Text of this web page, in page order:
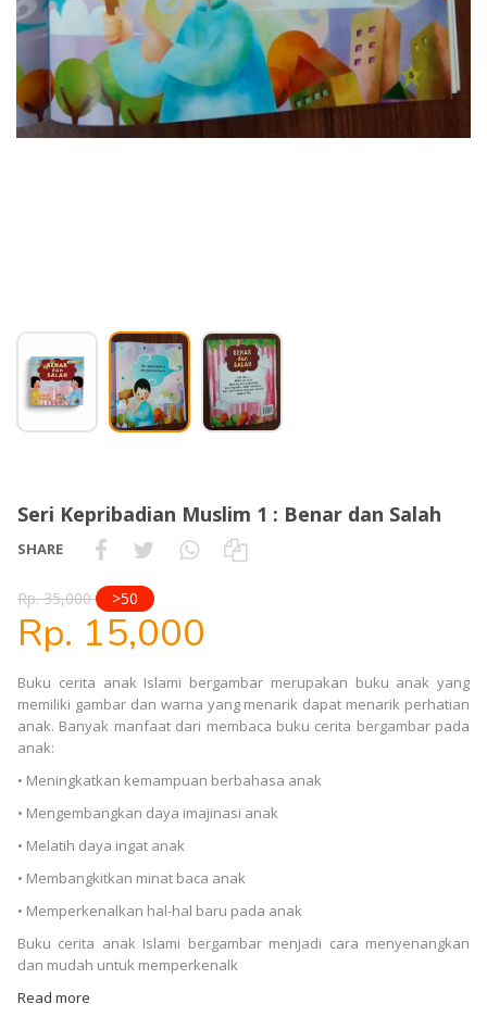
Seri Kepribadian Muslim 1 : Benar dan Salah
SHARE
Rp. 35,000 >50
Rp. 15,000
Buku cerita anak Islami bergambar merupakan buku anak yang
memiliki gambar dan warna yang menarik dapat menarik perhatian
anak. Banyak manfaat dari membaca buku cerita bergambar pada
anak:
• Meningkatkan kemampuan berbahasa anak
• Mengembangkan daya imajinasi anak
• Melatih daya ingat anak
• Membangkitkan minat baca anak
• Memperkenalkan hal-hal baru pada anak
Buku cerita anak Islami bergambar menjadi cara menyenangkan
dan mudah untuk memperkenalk
Read more